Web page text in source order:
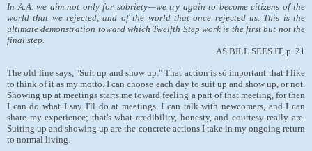
In A.A. we aim not only for sobriety—we try again to become citizens of the
world that we rejected, and of the world that once rejected us. This is the
ultimate demonstration toward which Twelfth Step work is the first but not the
final step.
AS BILL SEES IT, p. 21
The old line says, "Suit up and show up." That action is só important that I like
to think of it as my motto. I can choose each day to suit up and show up, or not.
Showing up at meetings starts me toward feeling a part of that meeting, for then
I can do what I say I'll do at meetings. I can talk with newcomers, and I can
share my experience; that's what credibility, honesty, and courtesy really are.
Suiting up and showing up are the concrete actions I take in my ongoing return
to normal living.